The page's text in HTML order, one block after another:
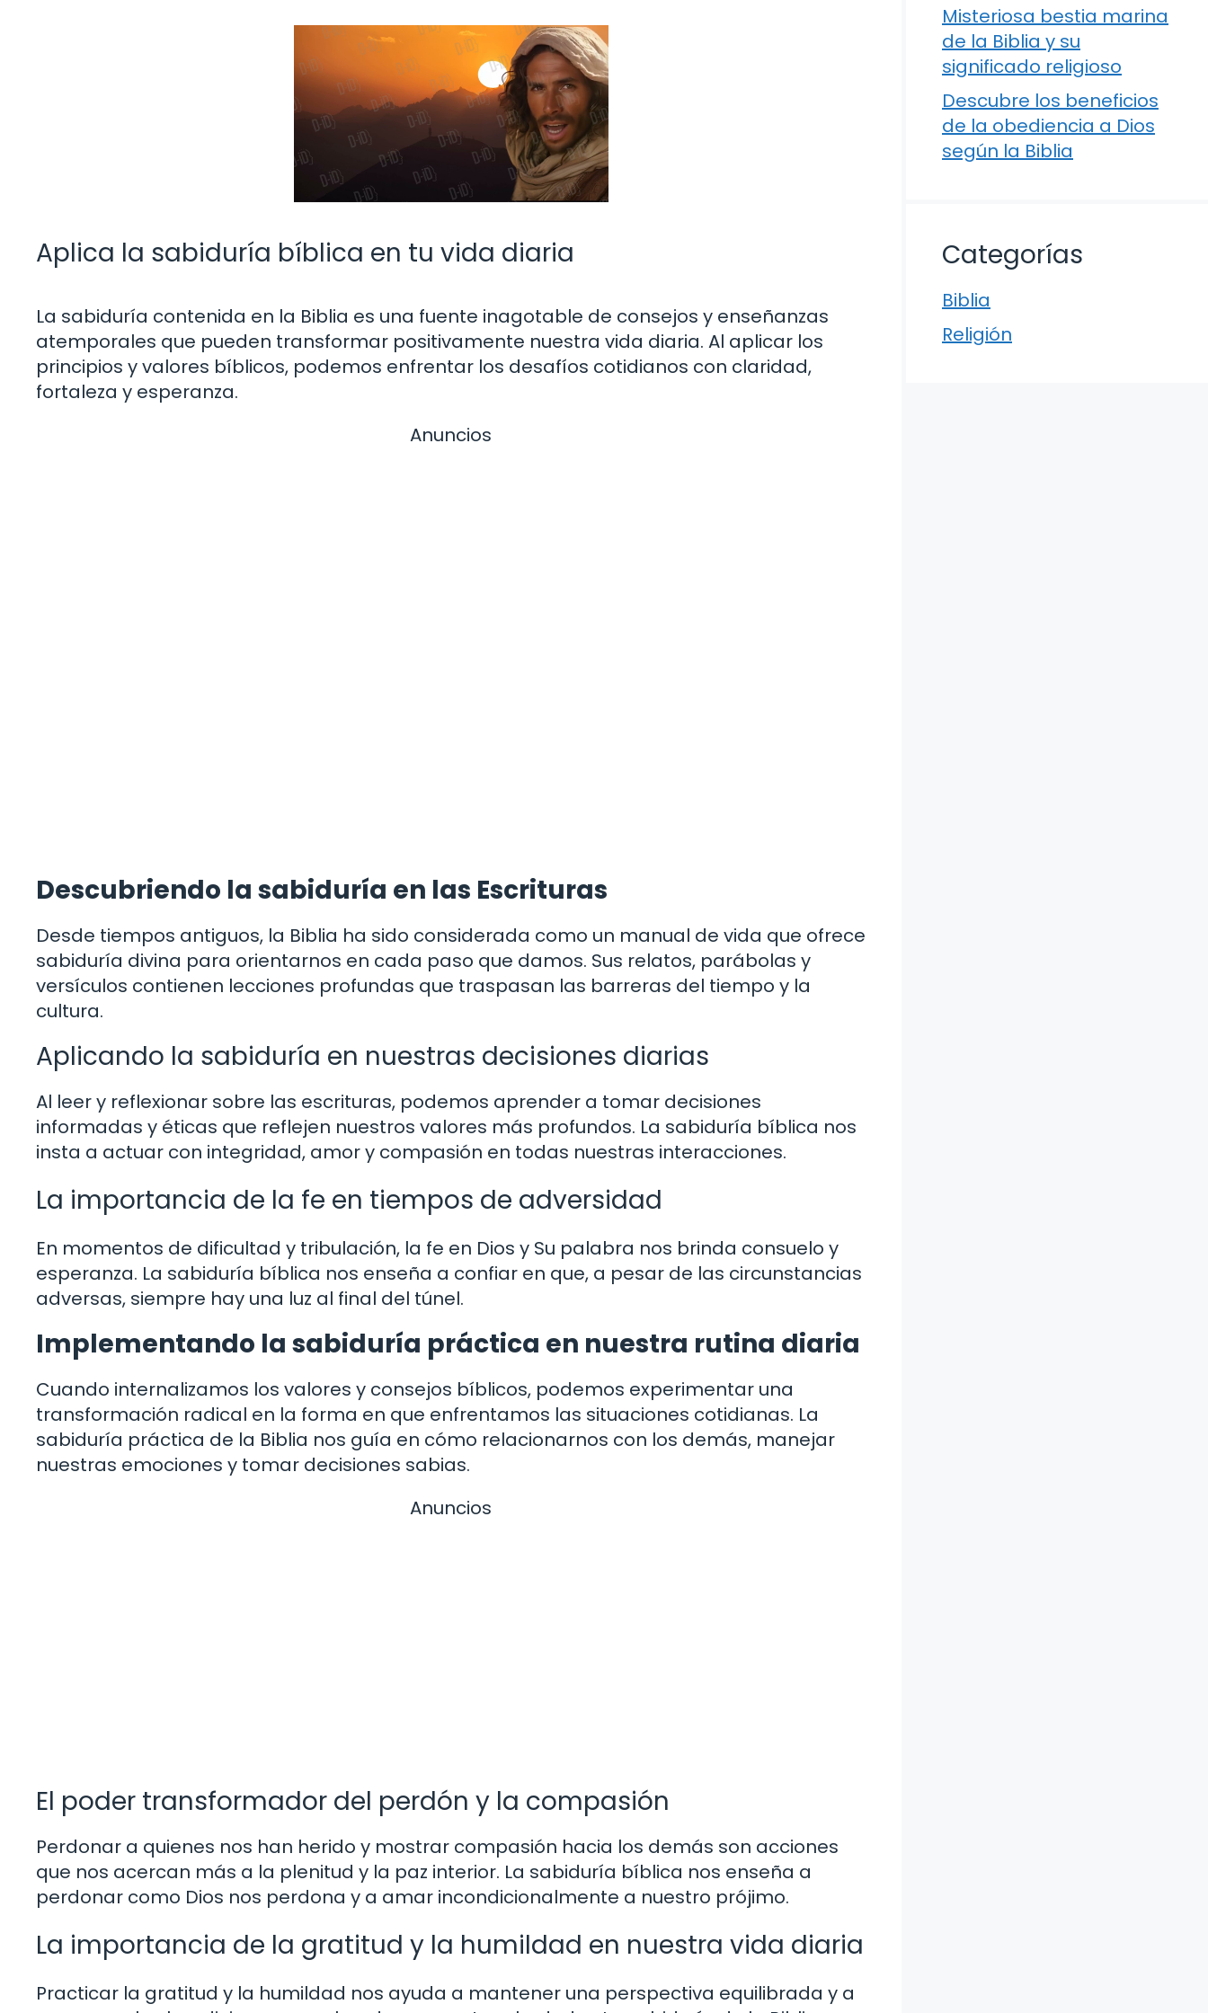
Aplica la sabiduría bíblica en tu vida diaria
La sabiduría contenida en la Biblia es una fuente inagotable de consejos y enseñanzas
atemporales que pueden transformar positivamente nuestra vida diaria. Al aplicar los
principios y valores bíblicos, podemos enfrentar los desafíos cotidianos con claridad,
fortaleza y ​​esperanza.
Anuncios
Descubriendo la sabiduría en las Escrituras
Desde tiempos antiguos, la Biblia ha sido considerada como un manual de vida que ofrece
sabiduría divina para orientarnos en cada paso que damos. Sus relatos, parábolas y
versículos contienen lecciones profundas que traspasan las barreras del tiempo y la
cultura.
Aplicando la sabiduría en nuestras decisiones diarias
Al leer y reflexionar sobre las escrituras, podemos aprender a tomar decisiones
informadas y éticas que reflejen nuestros valores más profundos. La sabiduría bíblica nos
insta a actuar con integridad, amor y compasión en todas nuestras interacciones.
La importancia de la fe en tiempos de adversidad
En momentos de dificultad y tribulación, la fe en Dios y Su palabra nos brinda consuelo y
esperanza. La sabiduría bíblica nos enseña a confiar en que, a pesar de las circunstancias
adversas, siempre hay una luz al final del túnel.
Implementando la sabiduría práctica en nuestra rutina diaria
Cuando internalizamos los valores y consejos bíblicos, podemos experimentar una
transformación radical en la forma en que enfrentamos las situaciones cotidianas. La
sabiduría práctica de la Biblia nos guía en cómo relacionarnos con los demás, manejar
nuestras emociones y tomar decisiones sabias.
Anuncios
El poder transformador del perdón y la compasión
Perdonar a quienes nos han herido y mostrar compasión hacia los demás son acciones
que nos acercan más a la plenitud y la paz interior. La sabiduría bíblica nos enseña a
perdonar como Dios nos perdona y a amar incondicionalmente a nuestro prójimo.
La importancia de la gratitud y la humildad en nuestra vida diaria
Practicar la gratitud y la humildad nos ayuda a mantener una perspectiva equilibrada y a
Misteriosa bestia marina
de la Biblia y su
significado religioso
Descubre los beneficios
de la obediencia a Dios
según la Biblia
Categorías
Biblia
Religión